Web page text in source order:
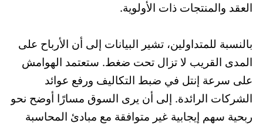
العقد والمنتجات ذات الأولوية.
بالنسبة للمتداولين، تشير البيانات إلى أن الأرباح على
المدى القريب لا تزال تحت ضغط. ستعتمد الهوامش
على سرعة إنتل في ضبط التكاليف ورفع عوائد
الشركات الرائدة. إلى أن يرى السوق مسارًا أوضح نحو
ربحية سهم إيجابية غير متوافقة مع مبادئ المحاسبة